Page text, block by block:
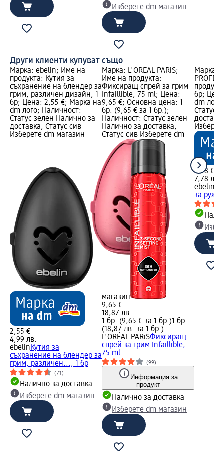
Изберете dm магазин
Други клиенти купуват също
Марка: ebelin; Име на
продукта: Кутия за
съхранение на блендер за
грим, различен дизайн, 1
бр; Цена: 2,55 €; Марка на
dm лого; Наличност:
Статус зелен Налично за
доставка, Статус сив
Изберете dm магазин
2,55 €
4,99 лв.
ebelinКутия за
съхранение на блендер за
грим, различен..., 1 бр
(71)
Налично за доставка
Изберете dm магазин
Марка: L'ORÉAL PARiS;
Име на продукта:
Фиксиращ спрей за грим
Infaillible, 75 ml; Цена:
9,65 €; Основна цена: 1
бр. (9,65 € за 1 бр.);
Наличност: Статус зелен
Налично за доставка,
Статус сив Изберете dm
магазин
9,65 €
18,87 лв.
1 бр. (9,65 € за 1 бр.)1 бр.
(18,87 лв. за 1 бр.)
L'ORÉAL PARiSФиксиращ
спрей за грим Infaillible,
75 ml
(99)
Информация за
продукт
Налично за доставка
Изберете dm магазин
Марка:
бр;
dm
Статус
3,98 €
7,78 лв.
ebelin
за руж,